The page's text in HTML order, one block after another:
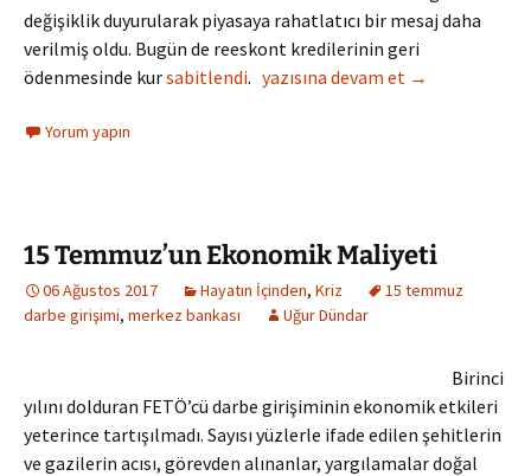
değişiklik duyurularak piyasaya rahatlatıcı bir mesaj daha
verilmiş oldu. Bugün de reeskont kredilerinin geri
ödenmesinde kursabitlendi. Dövizde Atak…
yazısına devam et →
Yorum yapın
15 Temmuz’un Ekonomik Maliyeti
06 Ağustos 2017 Hayatın İçinden, Kriz
15 temmuz
darbe girişimi, merkez bankası Uğur Dündar
Birinci
yılını dolduran FETÖ’cü darbe girişiminin ekonomik etkileri
yeterince tartışılmadı. Sayısı yüzlerle ifade edilen şehitlerin
ve gazilerin acısı, görevden alınanlar, yargılamalar doğal